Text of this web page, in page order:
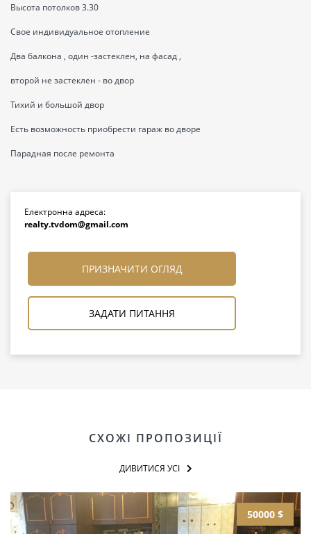
Высота потолков 3.30
Свое индивидуальное отопление
Два балкона , один -застеклен, на фасад ,
второй не застеклен - во двор
Тихий и большой двор
Есть возможность приобрести гараж во дворе
Парадная после ремонта
Електронна адреса:
realty.tvdom@gmail.com
ПРИЗНАЧИТИ ОГЛЯД
ЗАДАТИ ПИТАННЯ
СХОЖІ ПРОПОЗИЦІЇ
ДИВИТИСЯ УСІ
50000 $